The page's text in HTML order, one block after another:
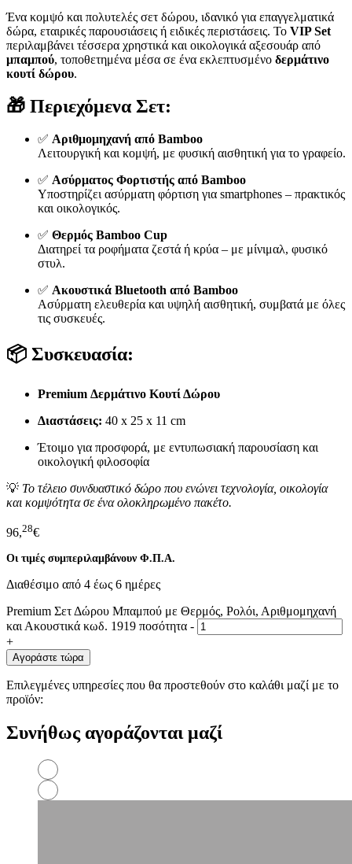
Ένα κομψό και πολυτελές σετ δώρου, ιδανικό για επαγγελματικά
δώρα, εταιρικές παρουσιάσεις ή ειδικές περιστάσεις. Το VIP Set
περιλαμβάνει τέσσερα χρηστικά και οικολογικά αξεσουάρ από
μπαμπού, τοποθετημένα μέσα σε ένα εκλεπτυσμένο δερμάτινο
κουτί δώρου.
🎁 Περιεχόμενα Σετ:
✅ Αριθμομηχανή από Bamboo
Λειτουργική και κομψή, με φυσική αισθητική για το γραφείο.
✅ Ασύρματος Φορτιστής από Bamboo
Υποστηρίζει ασύρματη φόρτιση για smartphones – πρακτικός
και οικολογικός.
✅ Θερμός Bamboo Cup
Διατηρεί τα ροφήματα ζεστά ή κρύα – με μίνιμαλ, φυσικό
στυλ.
✅ Ακουστικά Bluetooth από Bamboo
Ασύρματη ελευθερία και υψηλή αισθητική, συμβατά με όλες
τις συσκευές.
📦 Συσκευασία:
Premium Δερμάτινο Κουτί Δώρου
Διαστάσεις: 40 x 25 x 11 cm
Έτοιμο για προσφορά, με εντυπωσιακή παρουσίαση και
οικολογική φιλοσοφία
💡 Το τέλειο συνδυαστικό δώρο που ενώνει τεχνολογία, οικολογία
και κομψότητα σε ένα ολοκληρωμένο πακέτο.
96,28€
Οι τιμές συμπεριλαμβάνουν Φ.Π.Α.
Διαθέσιμο από 4 έως 6 ημέρες
Premium Σετ Δώρου Μπαμπού με Θερμός, Ρολόι, Αριθμομηχανή
και Ακουστικά κωδ. 1919 ποσότητα -
+
Αγοράστε τώρα
Επιλεγμένες υπηρεσίες που θα προστεθούν στο καλάθι μαζί με το
προϊόν:
Συνήθως αγοράζονται μαζί